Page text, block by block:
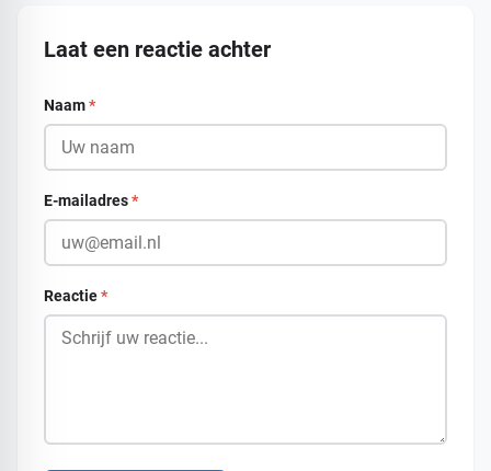
Laat een reactie achter
Naam*
E-mailadres*
Reactie*